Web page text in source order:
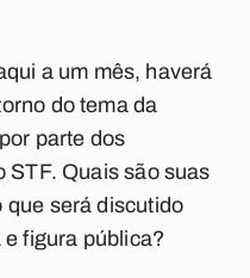
a um mês, haverá
do tema da
parte dos
STF. Quais são suas
que será discutido
figura pública?